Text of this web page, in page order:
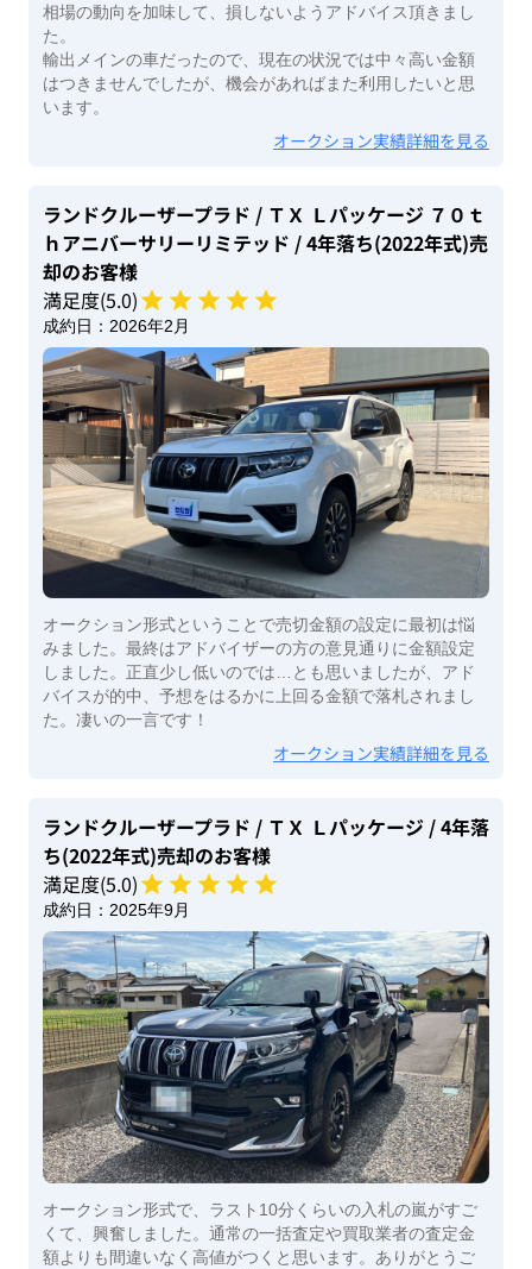
相場の動向を加味して、損しないようアドバイス頂きまし
た。
輸出メインの車だったので、現在の状況では中々高い金額
はつきませんでしたが、機会があればまた利用したいと思
います。
オークション実績詳細を見る
ランドクルーザープラド / ＴＸ Ｌパッケージ ７０ｔ
ｈアニバーサリーリミテッド / 4年落ち(2022年式)売
却のお客様
満足度(5.0)
成約日： 2026年2月
オークション形式ということで売切金額の設定に最初は悩
みました。最終はアドバイザーの方の意見通りに金額設定
しました。正直少し低いのでは…とも思いましたが、アド
バイスが的中、予想をはるかに上回る金額で落札されまし
た。凄いの一言です！
オークション実績詳細を見る
ランドクルーザープラド / ＴＸ Ｌパッケージ / 4年落
ち(2022年式)売却のお客様
満足度(5.0)
成約日： 2025年9月
オークション形式で、ラスト10分くらいの入札の嵐がすご
くて、興奮しました。通常の一括査定や買取業者の査定金
額よりも間違いなく高値がつくと思います。ありがとうご